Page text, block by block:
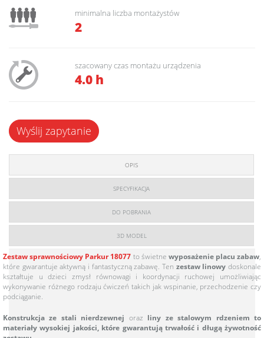
minimalna liczba montażystów
2
szacowany czas montażu urządzenia
4.0 h
Wyślij zapytanie
OPIS
SPECYFIKACJA
DO POBRANIA
3D MODEL
Zestaw sprawnościowy Parkur 18077 to świetne wyposażenie placu zabaw,
które gwarantuje aktywną i fantastyczną zabawę. Ten zestaw linowy doskonale
kształtuje u dzieci zmysł równowagi i koordynacji ruchowej umożliwiając
wykonywanie różnego rodzaju ćwiczeń takich jak wspinanie, przechodzenie czy
podciąganie.
Konstrukcja ze stali nierdzewnej oraz liny ze stalowym rdzeniem to
materiały wysokiej jakości, które gwarantują trwałość i długą żywotność